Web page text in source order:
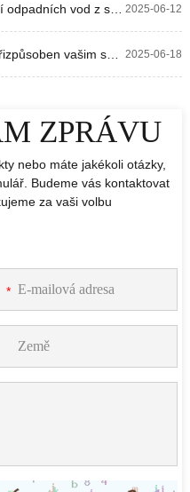
2025-06-12
odpadních vod z odpadních vod?
2025-06-18
spíše než založen pouze na ceně.
ZPRÁVU
nebo máte jakékoli otázky,
Budeme vás kontaktovat
za vaši volbu
*